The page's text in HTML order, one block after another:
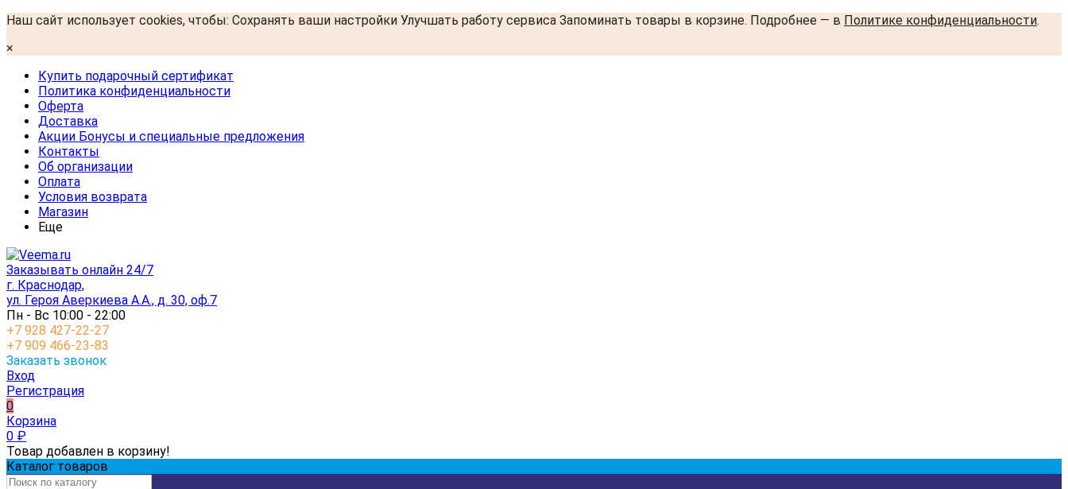
Наш сайт использует cookies, чтобы: Сохранять ваши настройки Улучшать работу сервиса Запоминать товары в корзине. Подробнее — в Политике конфиденциальности.
×
Купить подарочный сертификат
Политика конфиденциальности
Оферта
Доставка
Акции Бонусы и специальные предложения
Контакты
Об организации
Оплата
Условия возврата
Магазин
Еще
Заказывать онлайн 24/7
г. Краснодар,
ул. Героя Аверкиева А.А., д. 30, оф.7
Пн - Вс 10:00 - 22:00
+7 928 427-22-27
+7 909 466-23-83
Заказать звонок
Вход
Регистрация
0
Корзина
0 ₽
Товар добавлен в корзину!
Каталог товаров